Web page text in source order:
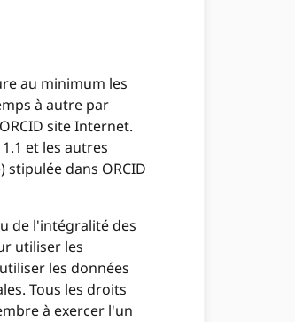
au minimum les
à autre par
site Internet.
et les autres
dans ORCID
de l'intégralité des
utiliser les
les données
Tous les droits
à exercer l'un